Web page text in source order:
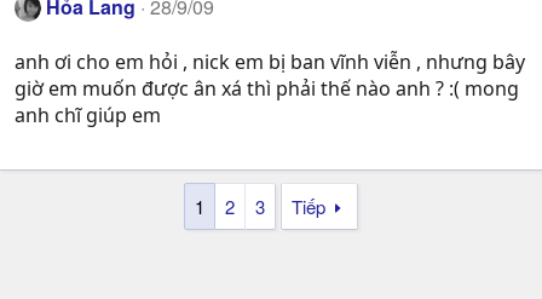
Hỏa Lang 28/9/09
anh ơi cho em hỏi , nick em bị ban vĩnh viễn , nhưng bây
giờ em muốn được ân xá thì phải thế nào anh ? :( mong
anh chĩ giúp em
1 2 3 Tiếp